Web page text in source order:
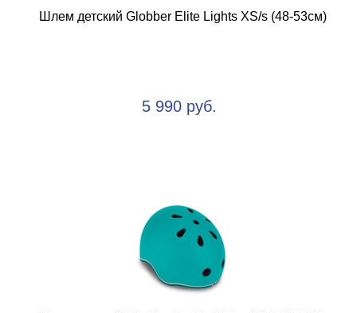
Шлем детский Globber Elite Lights XS/s (48-53см)
5 990 руб.